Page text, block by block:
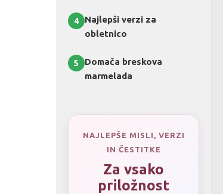
4
Najlepši verzi za
obletnico
5
Domača breskova
marmelada
NAJLEPŠE MISLI, VERZI
IN ČESTITKE
Za vsako
priložnost